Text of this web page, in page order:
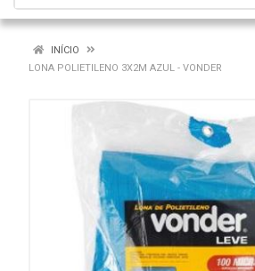
INÍCIO
LONA POLIETILENO 3X2M AZUL - VONDER